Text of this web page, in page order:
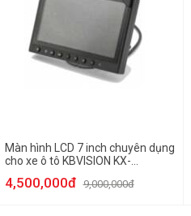
Màn hình LCD 7 inch chuyên dụng
cho xe ô tô KBVISION KX-
4,500,000đ 9,000,000đ